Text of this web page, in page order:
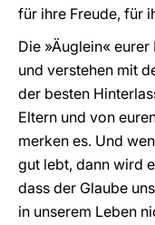
für ihre Freude, für
Die »Äuglein«
und verstehen mit
der besten
Eltern und von
merken es. Und
gut lebt, dann wird
dass der Glaube
in unserem Leben